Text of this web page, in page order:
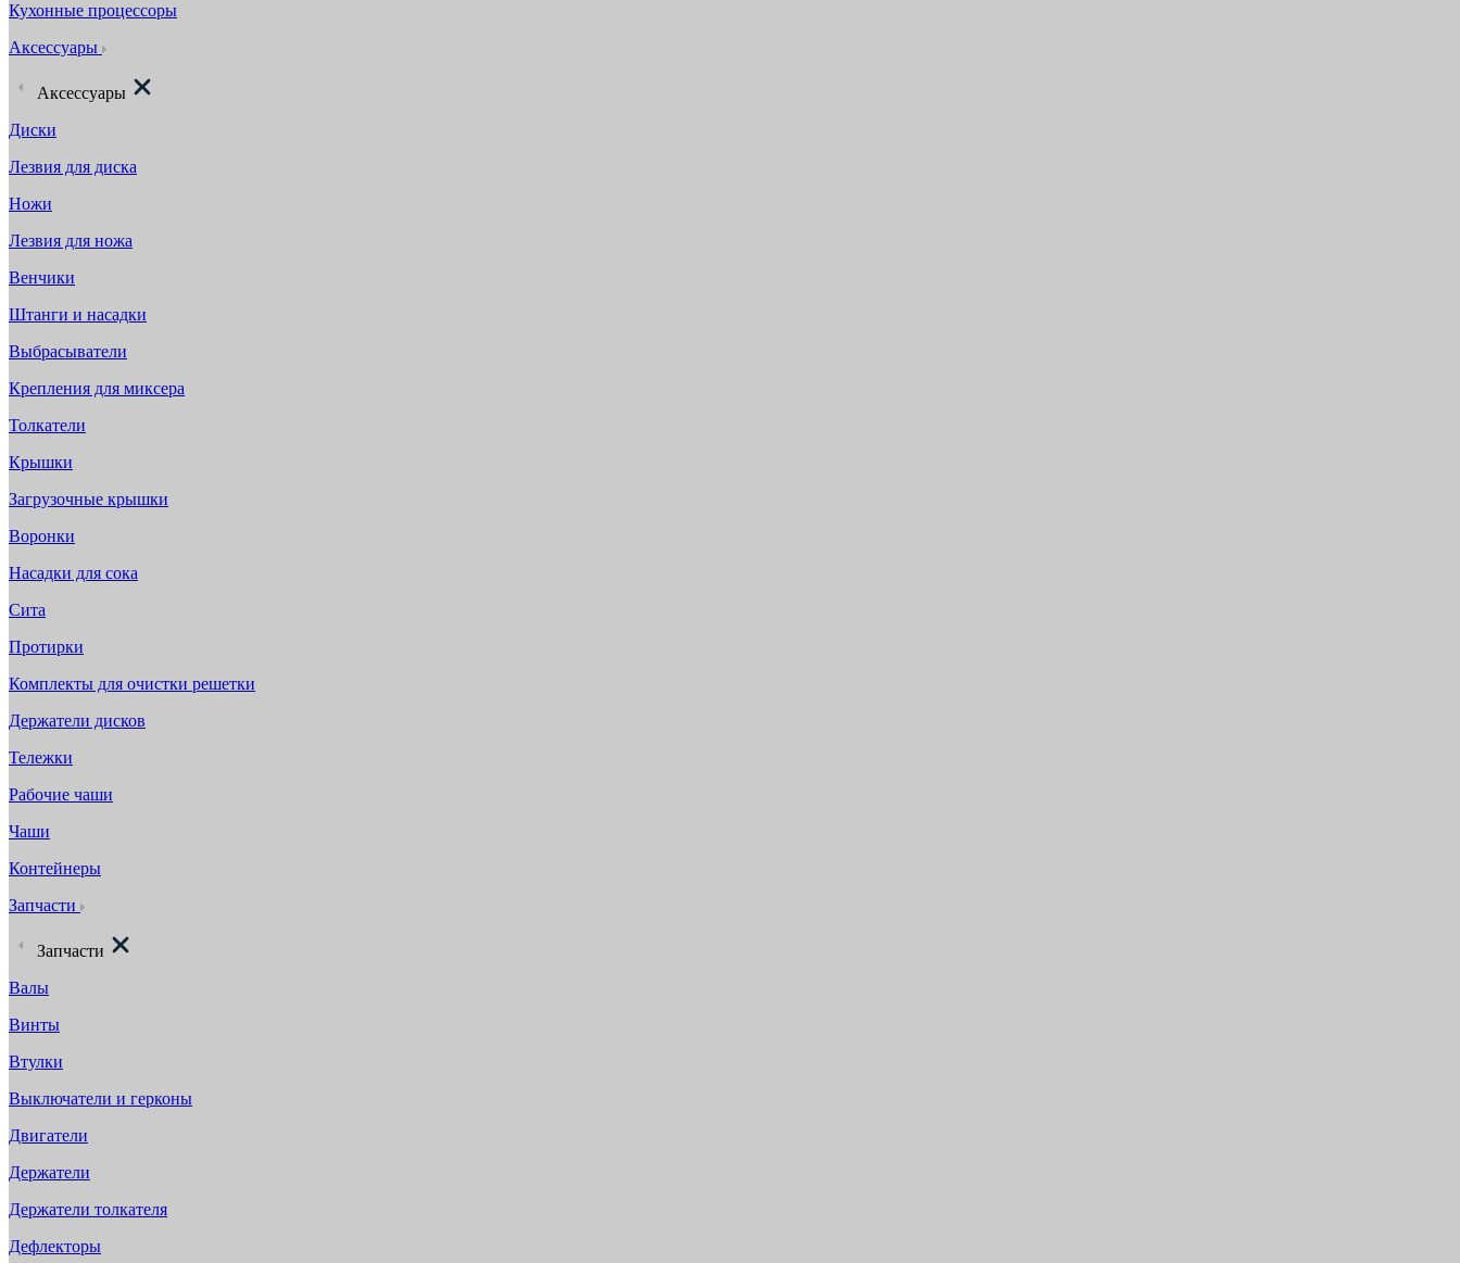
Кухонные процессоры
Аксессуары
Аксессуары
Диски
Лезвия для диска
Ножи
Лезвия для ножа
Венчики
Штанги и насадки
Выбрасыватели
Крепления для миксера
Толкатели
Крышки
Загрузочные крышки
Воронки
Насадки для сока
Сита
Протирки
Комплекты для очистки решетки
Держатели дисков
Тележки
Рабочие чаши
Чаши
Контейнеры
Запчасти
Запчасти
Валы
Винты
Втулки
Выключатели и герконы
Двигатели
Держатели
Держатели толкателя
Дефлекторы